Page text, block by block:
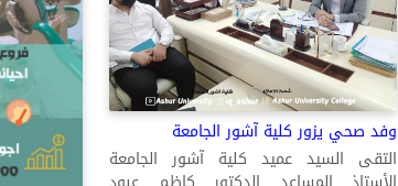
وفد صحي يزور كلية آشور الجامعة
التقى السيد عميد كلية آشور الجامعة